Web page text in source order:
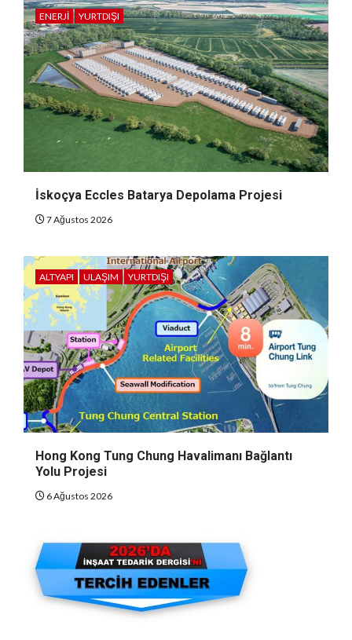
ENERJI YURTDIŞI
İskoçya Eccles Batarya Depolama Projesi
7 Ağustos 2026
ALTYAPI ULAŞIM YURTDIŞI
Hong Kong Tung Chung Havalimanı Bağlantı
Yolu Projesi
6 Ağustos 2026